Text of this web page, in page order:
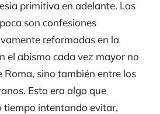
primitiva en adelante. Las
son confesiones
reformadas en la
el abismo cada vez mayor no
Roma, sino también entre los
Esto era algo que
tiempo intentando evitar,